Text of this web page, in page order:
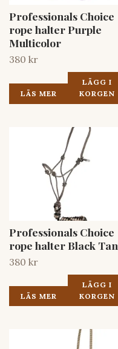
Professionals Choice
rope halter Purple
Multicolor
380 kr
LÄS MER
LÄGG I
KORGEN
Professionals Choice
rope halter Black Tan
380 kr
LÄS MER
LÄGG I
KORGEN